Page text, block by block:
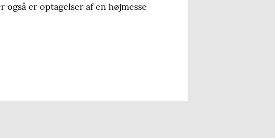
er optagelser af en højmesse